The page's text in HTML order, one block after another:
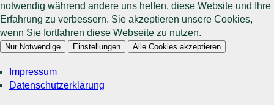
notwendig während andere uns helfen, diese Website und Ihre
Erfahrung zu verbessern. Sie akzeptieren unsere Cookies,
wenn Sie fortfahren diese Webseite zu nutzen.
Nur Notwendige Einstellungen Alle Cookies akzeptieren
Impressum
Datenschutzerklärung